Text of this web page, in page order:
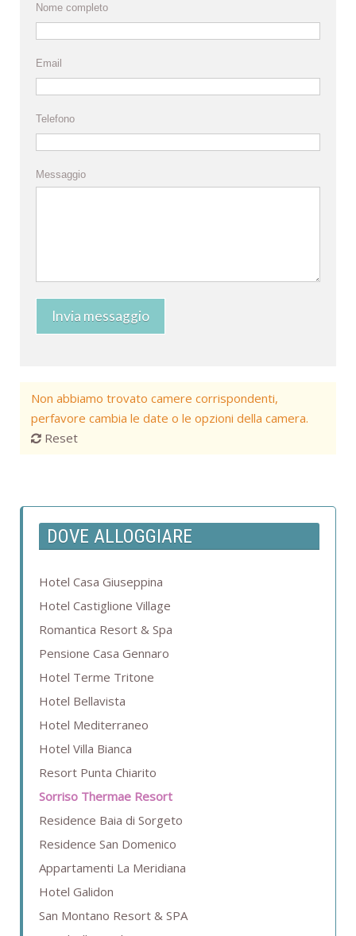
Nome completo
Email
Telefono
Messaggio
Invia messaggio
Non abbiamo trovato camere corrispondenti,
perfavore cambia le date o le opzioni della camera.
Reset
DOVE ALLOGGIARE
Hotel Casa Giuseppina
Hotel Castiglione Village
Romantica Resort & Spa
Pensione Casa Gennaro
Hotel Terme Tritone
Hotel Bellavista
Hotel Mediterraneo
Hotel Villa Bianca
Resort Punta Chiarito
Sorriso Thermae Resort
Residence Baia di Sorgeto
Residence San Domenico
Appartamenti La Meridiana
Hotel Galidon
San Montano Resort & SPA